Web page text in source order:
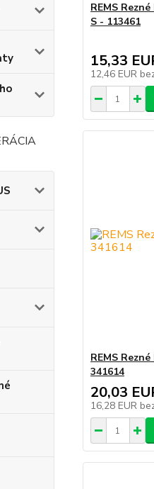
REMS
S - 113461
15,33
12,46 EUR
REMS
341614
20,03
16,28 EUR